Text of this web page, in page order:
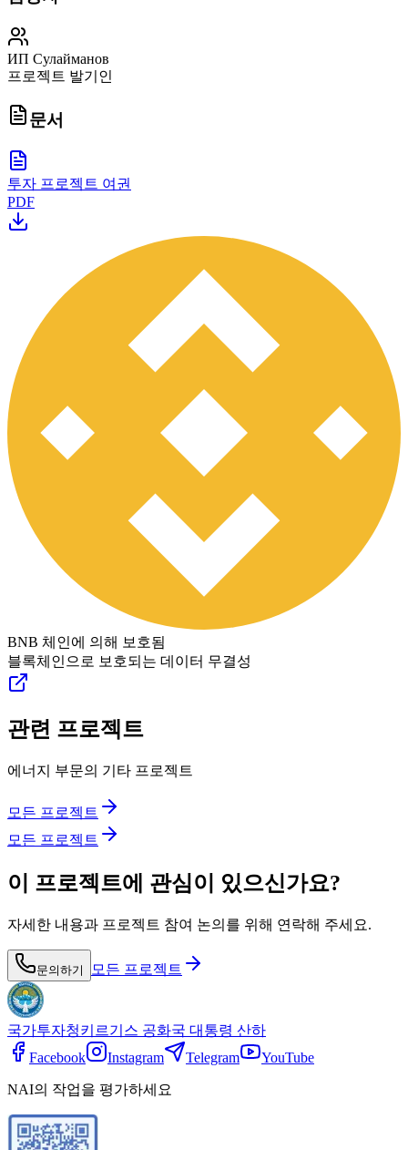
ИП Сулайманов
프로젝트 발기인
문서
투자 프로젝트 여권
PDF
BNB 체인에 의해 보호됨
블록체인으로 보호되는 데이터 무결성
관련 프로젝트
에너지 부문의 기타 프로젝트
모든 프로젝트
모든 프로젝트
이 프로젝트에 관심이 있으신가요?
자세한 내용과 프로젝트 참여 논의를 위해 연락해 주세요.
문의하기 모든 프로젝트
국가투자청키르기스 공화국 대통령 산하
Facebook
Instagram Telegram YouTube
NAI의 작업을 평가하세요